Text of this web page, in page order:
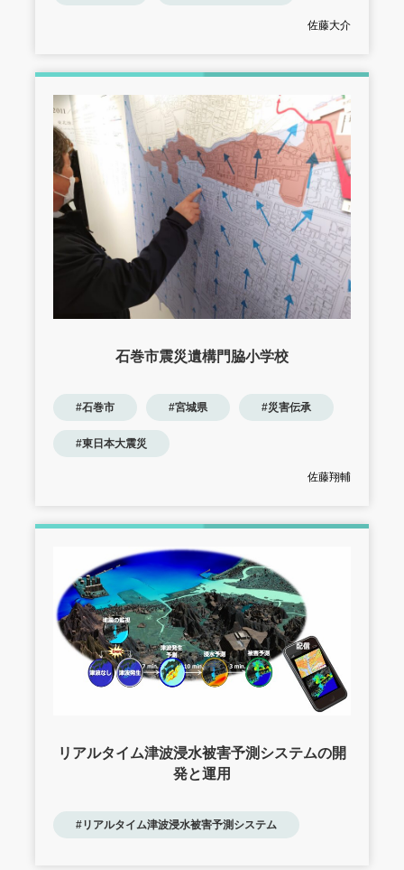
佐藤大介
石巻市震災遺構門脇小学校
#石巻市 #宮城県 #災害伝承
#東日本大震災
佐藤翔輔
リアルタイム津波浸水被害予測システムの開
発と運用
#リアルタイム津波浸水被害予測システム